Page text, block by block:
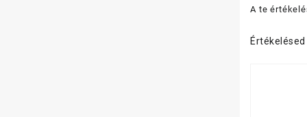
A te
Értékelésed